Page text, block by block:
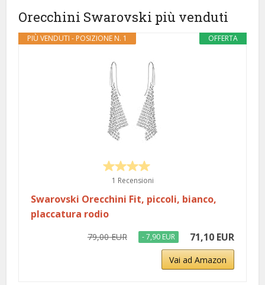
Orecchini Swarovski più venduti
OFFERTA
PIÙ VENDUTI - POSIZIONE N. 1
1 Recensioni
Swarovski Orecchini Fit, piccoli, bianco,
placcatura rodio
79,00 EUR - 7,90 EUR 71,10 EUR
Vai ad Amazon